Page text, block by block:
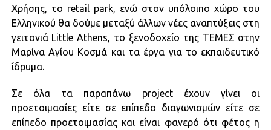
Χρήσης, το retail park, ενώ στον υπόλοιπο χώρο του
Ελληνικού θα δούμε μεταξύ άλλων νέες αναπτύξεις στη
γειτονιά Little Athens, το ξενοδοχείο της ΤΕΜΕΣ στην
Μαρίνα Αγίου Κοσμά και τα έργα για το εκπαιδευτικό
ίδρυμα.
Σε όλα τα παραπάνω project έχουν γίνει οι
προετοιμασίες είτε σε επίπεδο διαγωνισμών είτε σε
επίπεδο προετοιμασίας και είναι φανερό ότι φέτος η